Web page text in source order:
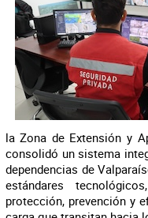
la Zona de Extensión y
consolidó un sistema
dependencias de
estándares
protección, prevención y